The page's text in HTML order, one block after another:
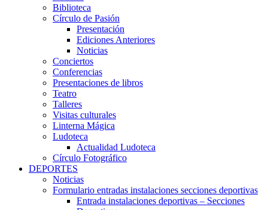
Biblioteca
Círculo de Pasión
Presentación
Ediciones Anteriores
Noticias
Conciertos
Conferencias
Presentaciones de libros
Teatro
Talleres
Visitas culturales
Linterna Mágica
Ludoteca
Actualidad Ludoteca
Círculo Fotográfico
DEPORTES
Noticias
Formulario entradas instalaciones secciones deportivas
Entrada instalaciones deportivas – Secciones